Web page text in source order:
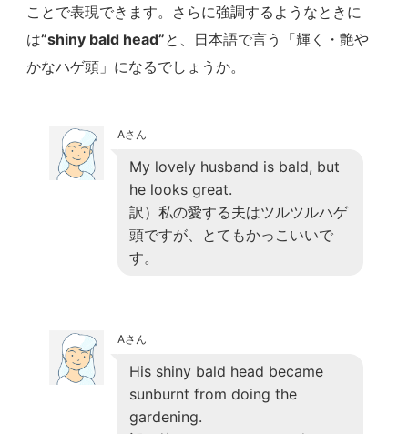
ことで表現できます。さらに強調するようなときに
は”shiny bald head”と、日本語で言う「輝く・艶や
かなハゲ頭」になるでしょうか。
Aさん
My lovely husband is bald, but
he looks great.
訳）私の愛する夫はツルツルハゲ
頭ですが、とてもかっこいいで
す。
Aさん
His shiny bald head became
sunburnt from doing the
gardening.